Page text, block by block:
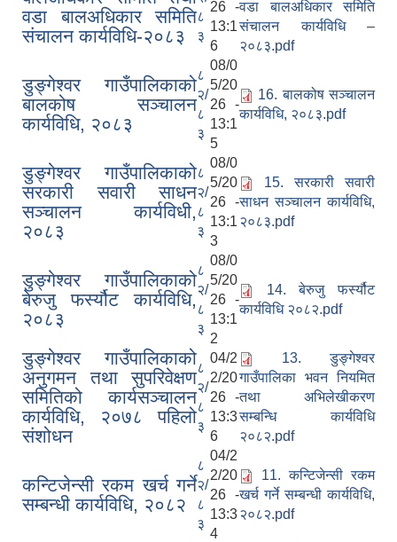
वडा बालअधिकार समिति
संचालन कार्यविधि-२०८३
८
३
26 -
13:1
6
वडा बालअधिकार समिति
संचालन कार्यविधि –
२०८३.pdf
डुङ्गेश्वर गाउँपालिकाको
बालकोष सञ्चालन
कार्यविधि, २०८३
८
२/
८
३
08/0
5/20
26 -
13:1
5
16. बालकोष सञ्चालन
कार्यविधि, २०८३.pdf
डुङ्गेश्वर गाउँपालिकाको
सरकारी सवारी साधन
सञ्चालन कार्यविधी,
२०८३
८
२/
८
३
08/0
5/20
26 -
13:1
3
15. सरकारी सवारी
साधन सञ्चालन कार्यविधि,
२०८३.pdf
डुङ्गेश्वर गाउँपालिकाको
बेरुजु फर्स्यौट कार्यविधि,
२०८३
८
२/
८
३
08/0
5/20
26 -
13:1
2
14. बेरुजु फर्स्यौट
कार्यविधि २०८२.pdf
डुङ्गेश्वर गाउँपालिकाको
अनुगमन तथा सुपरिवेक्षण
समितिको कार्यसञ्चालन
कार्यविधि, २०७८ पहिलो
संशोधन
८
२/
८
३
04/2
2/20
26 -
13:3
6
13. डुङ्गेश्वर
गाउँपालिका भवन नियमित
तथा अभिलेखीकरण
सम्बन्धि कार्यविधि
२०८२.pdf
कन्टिजेन्सी रकम खर्च गर्ने
सम्बन्धी कार्यविधि, २०८२
८
२/
८
३
04/2
2/20
26 -
13:3
4
11. कन्टिजेन्सी रकम
खर्च गर्ने सम्बन्धी कार्यविधि,
२०८२.pdf